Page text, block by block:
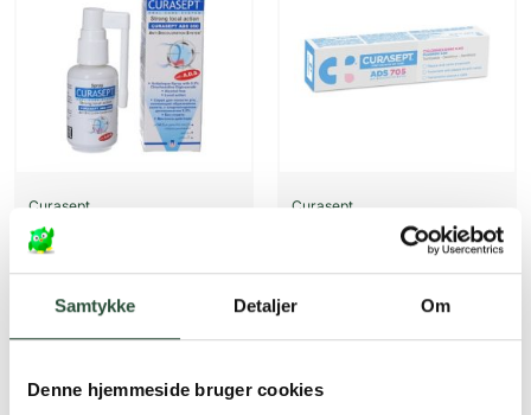
Samtykke Detaljer Om
Denne hjemmeside bruger cookies
Curasept
Curasept ADS 05 0,5%
30 ml Spray
Curasept
Curasept ADS 705 0,05%